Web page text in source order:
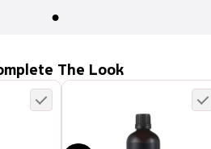
The Look